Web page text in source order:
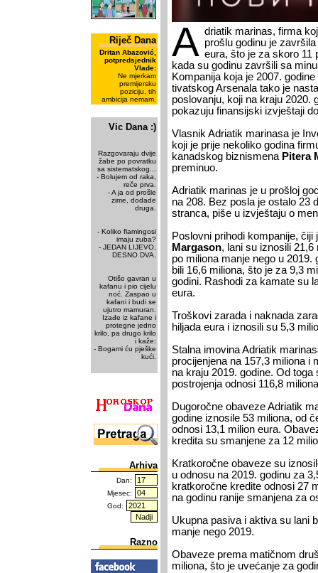
Riječ Dana
Dritan Abazović,
potpredsjednik
Vlade:
Ne mjerkam
premijersku
poziciju, tih
ambicija nemam.
Vic Dana :)
Razgovaraju dvije
žabe po povratku
sa sistematskog...
- Bolujem od raka,
reče prva.
- A ja od prošle
zime, dodade
druga.
- Koliko flamingosi
imaju zuba?
- JEDAN LIJEVO,
DESNO DVA.
Otišo gavran u
kafanu i pio cijelu
noć. Zaspao u
kafani i budi se
ujutro mamuran.
Izađe iz kafane i
protegne jedno
krilo, pa drugo krilo
i kaže:
- Bogami ću pješke
kući.
Arhiva
Dan:
Mjesec:
God:
Razno
A driatik marinas, firma
prošlu godinu je
eura, što je za skoro 11
kada su godinu završili sa
Kompanija koja je 2007.
tivatskog Arsenala tako je
poslovanju, koji na kraju 2020.
pokazuju finansijski izvještaji
Vlasnik Adriatik marinasa je
koji je prije nekoliko godina
kanadskog biznismena Pitera
preminuo.
Adriatik marinas je u prošloj
na 208. Bez posla je ostalo 23
stranca, piše u izvještaju o
Poslovni prihodi kompanije,
Margason, lani su iznosili
po miliona manje nego u
bili 16,6 miliona, što je za 9,3
godini. Rashodi za kamate su
eura.
Troškovi zarada i naknada
hiljada eura i iznosili su 5,3
Stalna imovina Adriatik
procijenjena na 157,3 miliona i
na kraju 2019. godine. Od
postrojenja odnosi 116,8
Dugoročne obaveze Adriatik
godine iznosile 53 miliona, od
odnosi 13,1 milion eura.
kredita su smanjene za 12
Kratkoročne obaveze su
u odnosu na 2019. godinu za
kratkoročne kredite odnosi 27
na godinu ranije smanjena za
Ukupna pasiva i aktiva su lani
manje nego 2019.
Obaveze prema matičnom
miliona, što je uvećanje za